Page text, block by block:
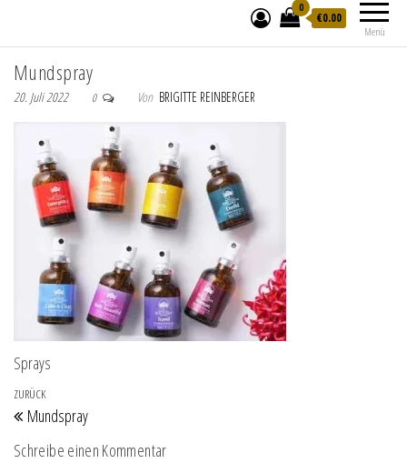
Menü
0
€0.00
Mundspray
20. Juli 2022 0 Von BRIGITTE REINBERGER
Sprays
Beitragsnavigation
Vorheriger Beitrag
ZURÜCK
Mundspray
Schreibe einen Kommentar